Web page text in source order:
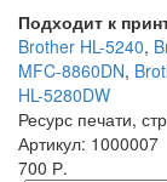
Подходит к
Brother HL-5240,
MFC-8860DN,
HL-5280DW
Ресурс печати, стр
Артикул: 1000007
700 Р.